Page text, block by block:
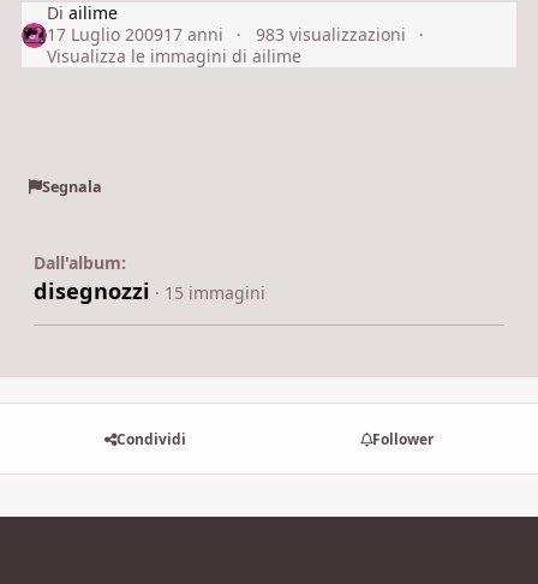
Diailime
17 Luglio 200917 anni
983 visualizzazioni
Visualizza le immagini di ailime
Segnala
Dall'album:
disegnozzi · 15 immagini
Condividi Follower